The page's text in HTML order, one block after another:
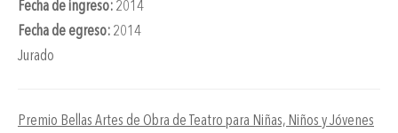
Fecha de ingreso: 2014
Fecha de egreso: 2014
Jurado
Premio Bellas Artes de Obra de Teatro para Niñas, Niños y Jóvenes